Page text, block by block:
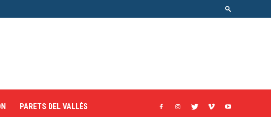
PARETS DEL VALLÈS